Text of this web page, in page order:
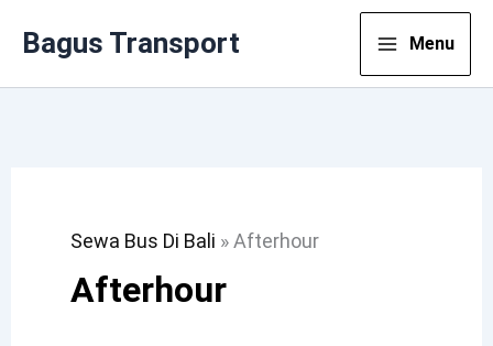
Bagus Transport Menu
Sewa Bus Di Bali » Afterhour
Afterhour